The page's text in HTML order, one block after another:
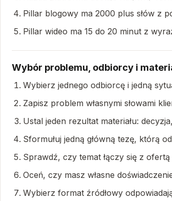
Pillar blogowy ma 2000 plus słów z
Pillar wideo ma 15 do 20 minut z
Wybór problemu, odbiorcy i
Wybierz jednego odbiorcę i jedną
Zapisz problem własnymi słowami
Ustal jeden rezultat materiału:
Sformułuj jedną główną tezę, którą
Sprawdź, czy temat łączy się z
Oceń, czy masz własne
Wybierz format źródłowy